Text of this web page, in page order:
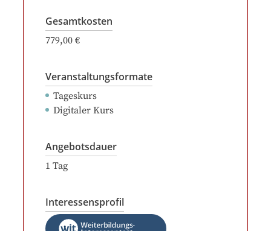
Gesamtkosten
779,00 €
Veranstaltungsformate
Tageskurs
Digitaler Kurs
Angebotsdauer
1 Tag
Interessensprofil